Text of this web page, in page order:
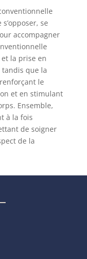
se
accompagner
la prise en
tandis que la
le
et en stimulant
Ensemble,
à la fois
de soigner
de la